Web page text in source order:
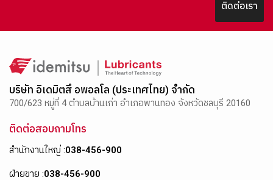
ติดต่อเรา
บริษัท อิเดมิตสึ อพอลโล (ประเทศไทย) จำกัด
700/623 หมู่ที่ 4 ตำบลบ้านเก่า อำเภอพานทอง จังหวัดชลบุรี 20160
ติดต่อสอบถามโทร
สำนักงานใหญ่ :038-456-900
ฝ่ายขาย :038-456-900